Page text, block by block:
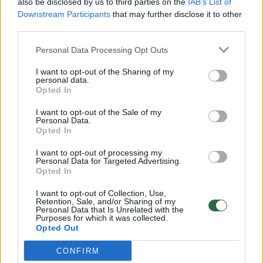
Downstream Participants that may further disclose it to other
Personal Data Processing Opt Outs
I want to opt-out of the Sharing of my
personal data.
Opted In
I want to opt-out of the Sale of my
Personal Data.
Opted In
I want to opt-out of processing my
Personal Data for Targeted Advertising.
Opted In
I want to opt-out of Collection, Use,
Retention, Sale, and/or Sharing of my
Personal Data that Is Unrelated with the
Purposes for which it was collected.
Opted Out
CONFIRM
Žinios | Lietuvos diena
Savaitės vidurys nusimato karštas: temperatūra kils iki
Žinios | Orai
00:00:59
Nufilmavo, kaip patvino Vilniaus Vakarinis aplinkkelis:
vaizdas pribloškia
Žinios | Lietuvos diena
V. Zalužno pasisakymą laiko bandymu įsitvirtinti
Ukrainos politikoje: jis yra neteisus
Laidos | Nauja diena